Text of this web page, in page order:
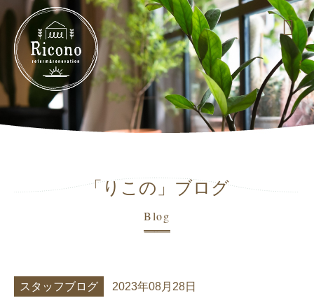
「りこの」ブログ
Blog
スタッフブログ 2023年08月28日